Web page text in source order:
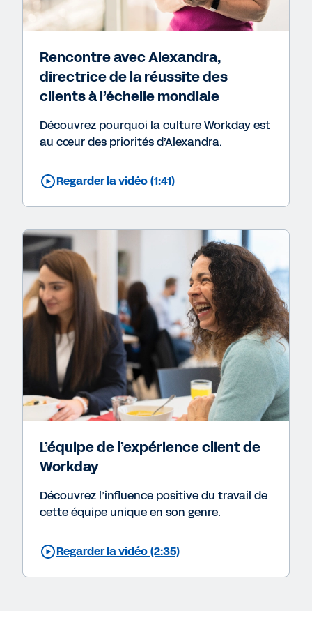
Rencontre avec Alexandra,
directrice de la réussite des
clients à l’échelle mondiale
Découvrez pourquoi la culture Workday est
au cœur des priorités d’Alexandra.
Regarder la vidéo (1:41)
L’équipe de l’expérience client de
Workday
Découvrez l’influence positive du travail de
cette équipe unique en son genre.
Regarder la vidéo (2:35)